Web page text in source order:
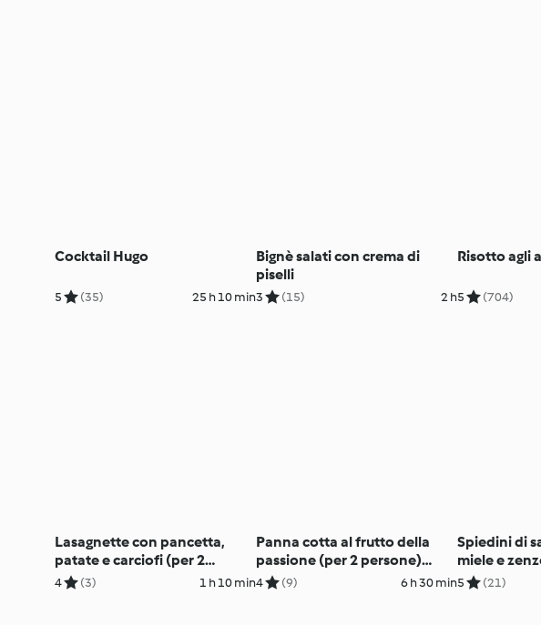
Cocktail Hugo
5 (35) 25 h 10 min
Bignè salati con crema di
piselli
3 (15) 2 h
Risotto agli
5 (704)
Lasagnette con pancetta,
patate e carciofi (per 2
persone) (senza glutine)
4 (3) 1 h 10 min
Panna cotta al frutto della
passione (per 2 persone)
(senza glutine)
4 (9) 6 h 30 min
Spiedini di
miele e
persone)
5 (21)